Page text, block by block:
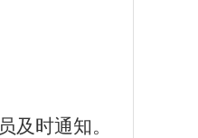
及时通知。